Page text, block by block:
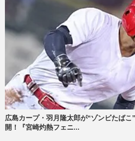
広島カープ・羽月隆太郎が“ゾンビたば
開！『宮崎灼熱フェニ...